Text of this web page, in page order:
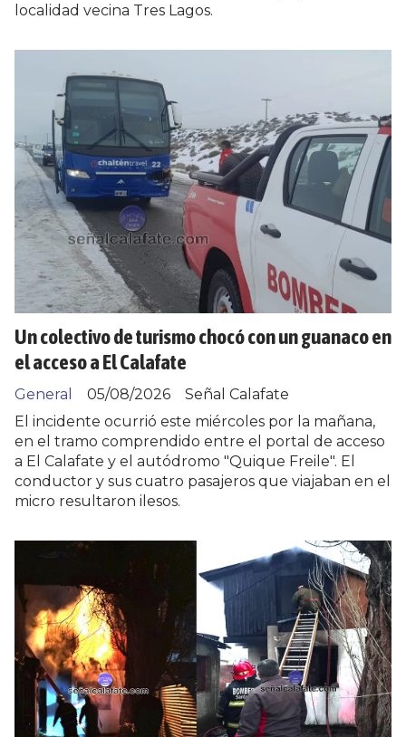
localidad vecina Tres Lagos.
Un colectivo de turismo chocó con un guanaco en
el acceso a El Calafate
Señal Calafate
General
05/08/2026
El incidente ocurrió este miércoles por la mañana,
en el tramo comprendido entre el portal de acceso
a El Calafate y el autódromo "Quique Freile". El
conductor y sus cuatro pasajeros que viajaban en el
micro resultaron ilesos.